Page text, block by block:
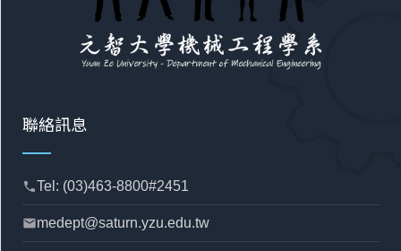
聯絡訊息
phoneTel: (03)463-8800#2451
mailmedept@saturn.yzu.edu.tw